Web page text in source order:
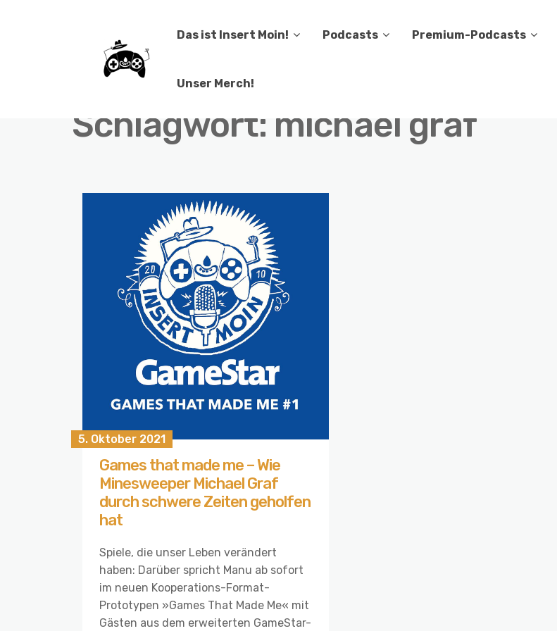
Das ist Insert Moin! Podcasts Premium-Podcasts
Unser Merch!
Schlagwort: michael graf
5. Oktober 2021
Games that made me – Wie
Minesweeper Michael Graf
durch schwere Zeiten geholfen
hat
Spiele, die unser Leben verändert
haben: Darüber spricht Manu ab sofort
im neuen Kooperations-Format-
Prototypen »Games That Made Me« mit
Gästen aus dem erweiterten GameStar-